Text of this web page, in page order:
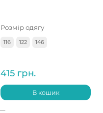
Розмір одягу
116 122 146
415 грн.
В кошик